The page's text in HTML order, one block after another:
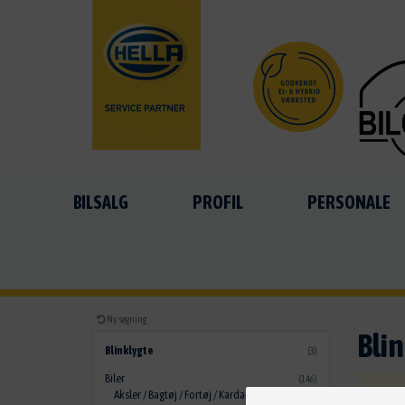
BILSALG PROFIL PERSONALE
Ny søgning
Blinklygte (3)
Biler (146)
Aksler / Bagtøj / Fortøj / Kardan